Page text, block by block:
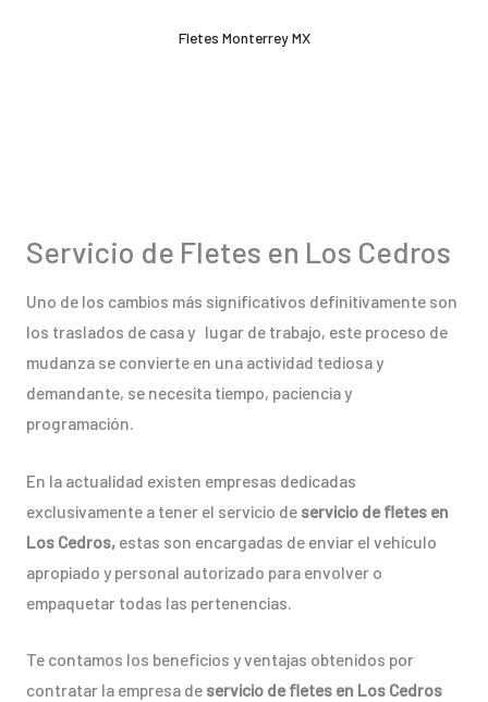
Fletes Monterrey MX
Servicio de Fletes en Los Cedros
Uno de los cambios más significativos definitivamente son
los traslados de casa y lugar de trabajo, este proceso de
mudanza se convierte en una actividad tediosa y
demandante, se necesita tiempo, paciencia y
programación.
En la actualidad existen empresas dedicadas
exclusivamente a tener el servicio de servicio de fletes en
Los Cedros,estas son encargadas de enviar el vehículo
apropiado y personal autorizado para envolver o
empaquetar todas las pertenencias.
Te contamos los beneficios y ventajas obtenidos por
contratar la empresa de servicio de fletes en Los Cedros